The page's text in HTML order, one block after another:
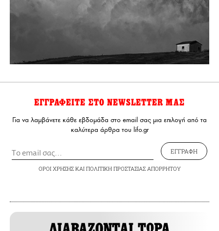
ΕΓΓΡΑΦΕΙΤΕ ΣΤΟ NEWSLETTER ΜΑΣ
Για να λαμβάνετε κάθε εβδομάδα στο email σας μια επιλογή από τα
καλύτερα άρθρα του lifo.gr
ΕΓΓΡΑΦΗ
ΟΡΟΙ ΧΡΗΣΗΣΚΑΙ ΠΟΛΙΤΙΚΗ ΠΡΟΣΤΑΣΙΑΣ ΑΠΟΡΡΗΤΟΥ